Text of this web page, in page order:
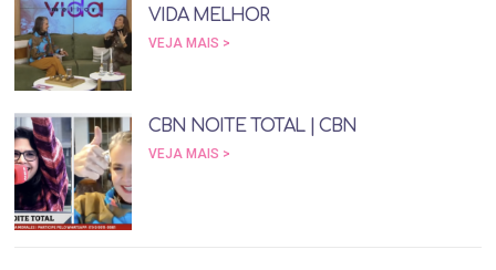
VIDA MELHOR
VEJA MAIS >
CBN NOITE TOTAL | CBN
VEJA MAIS >